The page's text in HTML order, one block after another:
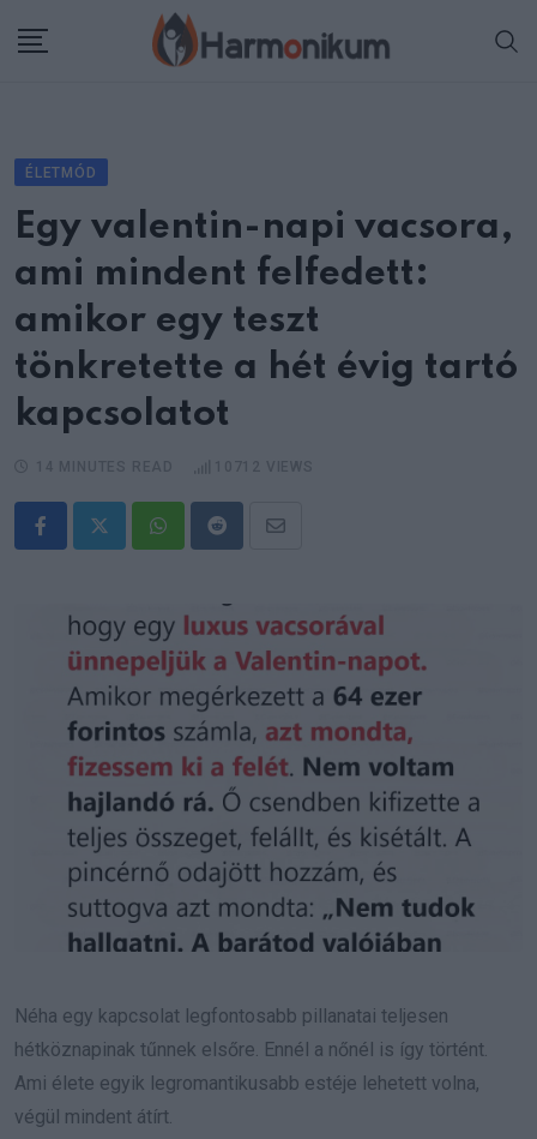
ÉLETMÓD
Egy valentin-napi vacsora,
ami mindent felfedett:
amikor egy teszt
tönkretette a hét évig tartó
kapcsolatot
WhatsappRedditShare
Néha egy kapcsolat legfontosabb pillanatai teljesen
hétköznapinak tűnnek elsőre. Ennél a nőnél is így történt.
Ami élete egyik legromantikusabb estéje lehetett volna,
végül mindent átírt.